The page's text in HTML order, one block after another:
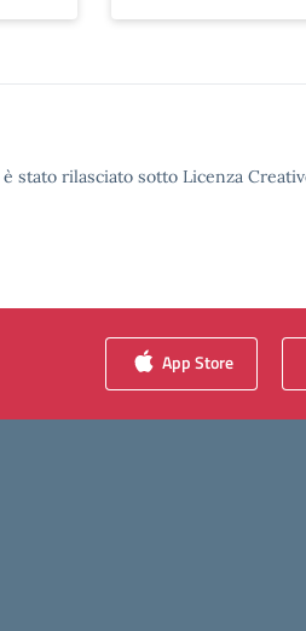
stato rilasciato sotto Licenza
App Store